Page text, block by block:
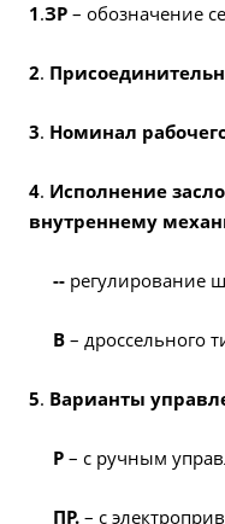
1.ЗР – обозначение
2.
3. Номинал
4. Исполнение
внутреннему
-- регулирование
В – дроссельного
5. Варианты
Р – с ручным
ПР. – с